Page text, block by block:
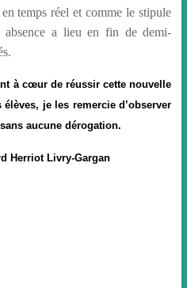
temps réel et comme le stipule
absence a lieu en fin de demi-
à cœur de réussir cette nouvelle
je les remercie d’observer
aucune dérogation.
Herriot Livry-Gargan